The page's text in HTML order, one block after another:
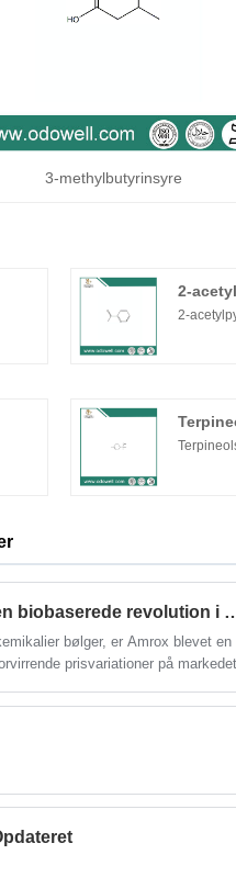
3-methylbutyrinsyre
2-
2-
Hvordan vælger jeg premium Ambrox? Den
bølger, er Amrox blevet en
prisvariationer på markedet